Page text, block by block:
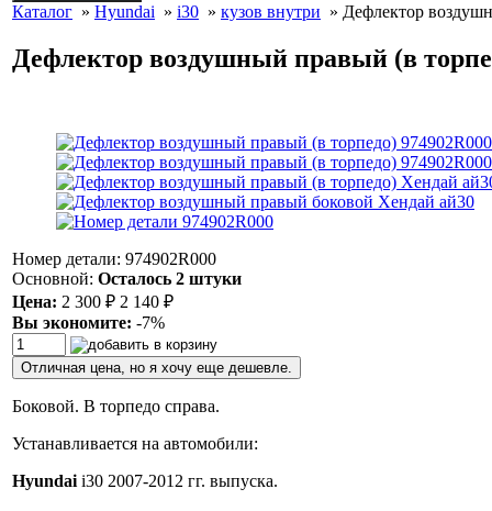
Каталог » Hyundai » i30 » кузов внутри » Дефлектор
Дефлектор воздушный правый (в
Номер детали: 974902R000
Основной: Осталось 2 штуки
Цена: 2 300 ₽ 2 140 ₽
Вы экономите: -7%
Отличная цена, но я хочу еще дешевле.
Боковой. В торпедо справа.
Устанавливается на автомобили:
Hyundai i30 2007-2012 гг. выпуска.